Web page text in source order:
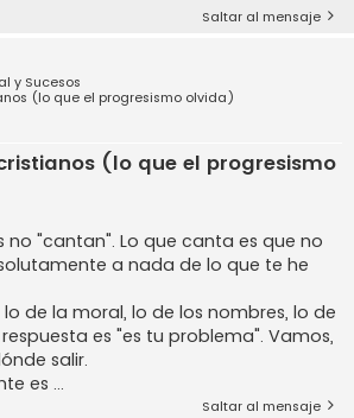
Saltar al mensaje
y Sucesos
(lo que el progresismo olvida)
(lo que el progresismo
no "cantan". Lo que canta es que no
a nada de lo que te he
de la moral, lo de los nombres, lo de
es "es tu problema". Vamos,
salir.
es ...
Saltar al mensaje